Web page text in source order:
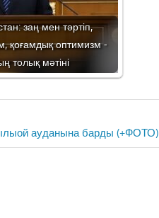
заң мен тәртіп,
қоғамдық оптимизм -
толық мәтіні
ауданына барды (+ФОТО)